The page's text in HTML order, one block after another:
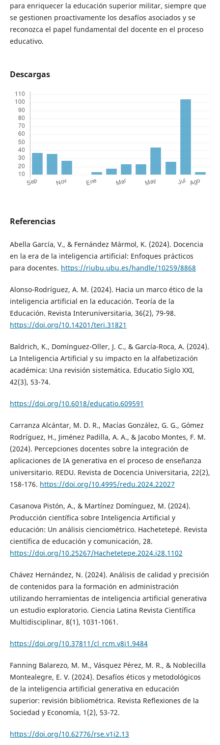
para enriquecer la educación superior militar, siempre que
se gestionen proactivamente los desafíos asociados y se
reconozca el papel fundamental del docente en el proceso
educativo.
Descargas
Referencias
Abella García, V., & Fernández Mármol, K. (2024). Docencia
en la era de la inteligencia artificial: Enfoques prácticos
para docentes. https://riubu.ubu.es/handle/10259/8868
Alonso-Rodríguez, A. M. (2024). Hacia un marco ético de la
inteligencia artificial en la educación. Teoría de la
Educación. Revista Interuniversitaria, 36(2), 79-98.
https://doi.org/10.14201/teri.31821
Baldrich, K., Domínguez-Oller, J. C., & García-Roca, A. (2024).
La Inteligencia Artificial y su impacto en la alfabetización
académica: Una revisión sistemática. Educatio Siglo XXI,
42(3), 53-74.
https://doi.org/10.6018/educatio.609591
Carranza Alcántar, M. D. R., Macías González, G. G., Gómez
Rodríguez, H., Jiménez Padilla, A. A., & Jacobo Montes, F. M.
(2024). Percepciones docentes sobre la integración de
aplicaciones de IA generativa en el proceso de enseñanza
universitario. REDU. Revista de Docencia Universitaria, 22(2),
158-176. https://doi.org/10.4995/redu.2024.22027
Casanova Pistón, A., & Martínez Domínguez, M. (2024).
Producción científica sobre Inteligencia Artificial y
educación: Un análisis cienciométrico. Hachetetepé. Revista
científica de educación y comunicación, 28.
https://doi.org/10.25267/Hachetetepe.2024.i28.1102
Chávez Hernández, N. (2024). Análisis de calidad y precisión
de contenidos para la formación en administración
utilizando herramientas de inteligencia artificial generativa
un estudio exploratorio. Ciencia Latina Revista Científica
Multidisciplinar, 8(1), 1031-1061.
https://doi.org/10.37811/cl_rcm.v8i1.9484
Fanning Balarezo, M. M., Vásquez Pérez, M. R., & Noblecilla
Montealegre, E. V. (2024). Desafíos éticos y metodológicos
de la inteligencia artificial generativa en educación
superior: revisión bibliométrica. Revista Reflexiones de la
Sociedad y Economía, 1(2), 53-72.
https://doi.org/10.62776/rse.v1i2.13